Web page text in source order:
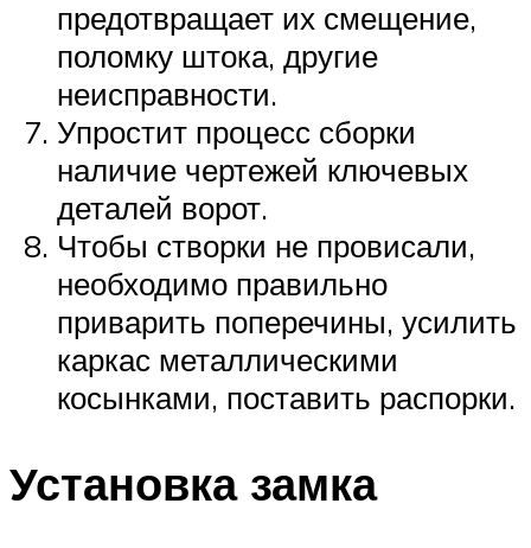
предотвращает их смещение,
поломку штока, другие
неисправности.
Упростит процесс сборки
наличие чертежей ключевых
деталей ворот.
Чтобы створки не провисали,
необходимо правильно
приварить поперечины, усилить
каркас металлическими
косынками, поставить распорки.
Установка замка